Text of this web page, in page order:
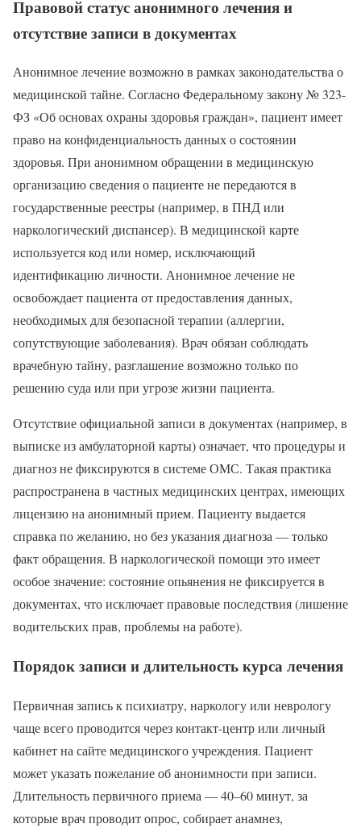
Правовой статус анонимного лечения и
отсутствие записи в документах
Анонимное лечение возможно в рамках законодательства о
медицинской тайне. Согласно Федеральному закону № 323-
ФЗ «Об основах охраны здоровья граждан», пациент имеет
право на конфиденциальность данных о состоянии
здоровья. При анонимном обращении в медицинскую
организацию сведения о пациенте не передаются в
государственные реестры (например, в ПНД или
наркологический диспансер). В медицинской карте
используется код или номер, исключающий
идентификацию личности. Анонимное лечение не
освобождает пациента от предоставления данных,
необходимых для безопасной терапии (аллергии,
сопутствующие заболевания). Врач обязан соблюдать
врачебную тайну, разглашение возможно только по
решению суда или при угрозе жизни пациента.
Отсутствие официальной записи в документах (например, в
выписке из амбулаторной карты) означает, что процедуры и
диагноз не фиксируются в системе ОМС. Такая практика
распространена в частных медицинских центрах, имеющих
лицензию на анонимный прием. Пациенту выдается
справка по желанию, но без указания диагноза — только
факт обращения. В наркологической помощи это имеет
особое значение: состояние опьянения не фиксируется в
документах, что исключает правовые последствия (лишение
водительских прав, проблемы на работе).
Порядок записи и длительность курса лечения
Первичная запись к психиатру, наркологу или неврологу
чаще всего проводится через контакт-центр или личный
кабинет на сайте медицинского учреждения. Пациент
может указать пожелание об анонимности при записи.
Длительность первичного приема — 40–60 минут, за
которые врач проводит опрос, собирает анамнез,